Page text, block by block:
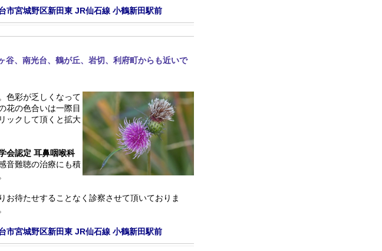
市宮城野区新田東 JR仙石線 小鶴新田駅前
谷、南光台、鶴が丘、岩切、利府町からも近いで
色彩が乏しくなって
花の色合いは一際目
ックして頂くと拡大
会認定 耳鼻咽喉科
音難聴の治療にも積
待たせすることなく診察させて頂いておりま
市宮城野区新田東 JR仙石線 小鶴新田駅前